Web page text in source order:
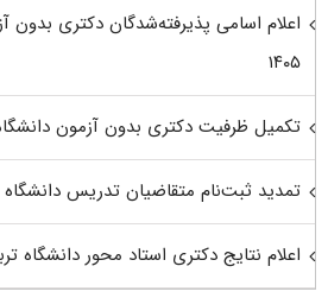
اعلام اسامی پذیرفته‌شدگان دکتری بدون
۱۴۰۵
تکمیل ظرفیت دکتری بدون آزمون دانشگاه
تمدید ثبت‌نام متقاضیان تدریس دانشگاه آزاد
اعلام نتایج دکتری استاد محور دانشگاه